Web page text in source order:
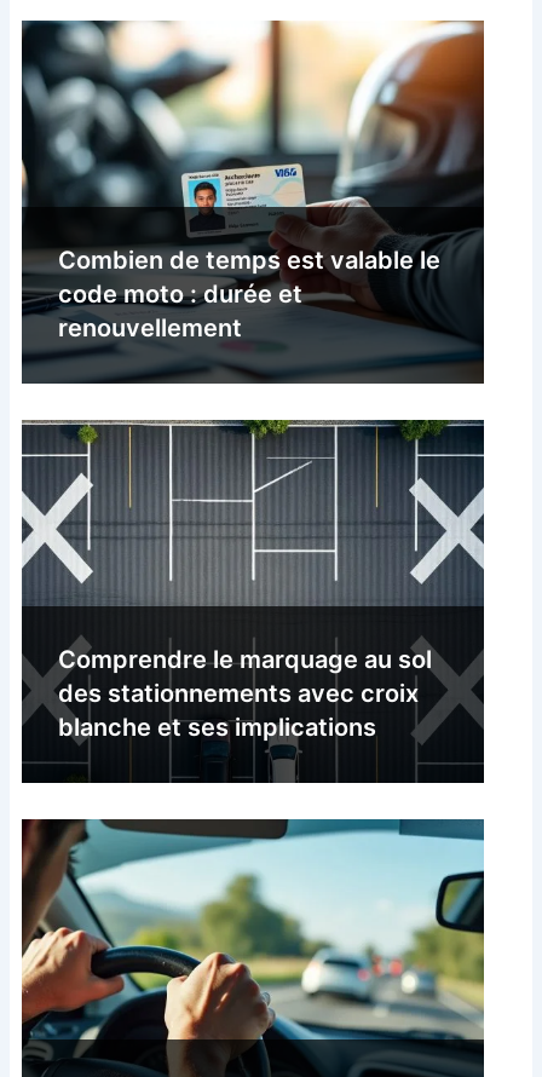
Combien de temps est valable le
code moto : durée et
renouvellement
Comprendre le marquage au sol
des stationnements avec croix
blanche et ses implications